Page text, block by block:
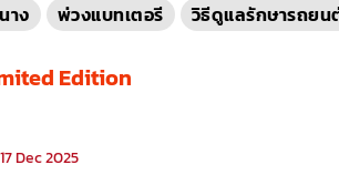
าง พ่วงแบทเตอรี วิธีดูแลรักษารถยน
Edition
17 Dec 2025